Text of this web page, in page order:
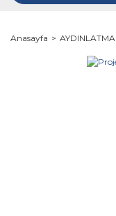
Anasayfa AYDINLATMA